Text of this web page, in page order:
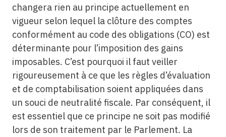
changera rien au principe actuellement en
vigueur selon lequel la clôture des comptes
conformément au code des obligations (CO) est
déterminante pour l’imposition des gains
imposables. C’est pourquoi il faut veiller
rigoureusement à ce que les règles d’évaluation
et de comptabilisation soient appliquées dans
un souci de neutralité fiscale. Par conséquent, il
est essentiel que ce principe ne soit pas modifié
lors de son traitement par le Parlement. La